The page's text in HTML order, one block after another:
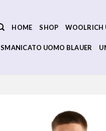
HOME SHOP WOOLRICH
SMANICATO UOMO BLAUER